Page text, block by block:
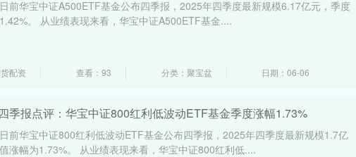
前华宝中证A500ETF基金公布四季报，2025年四季度最新规模6.17亿元，季度
。 从业绩表现来看，华宝中证A500ETF基金....
配资 查看：93 分类：聚宝盆 日期：06-06
季报点评：华宝中证800红利低波动ETF基金季度涨幅1.73%
前华宝中证800红利低波动ETF基金公布四季报，2025年四季度最新规模1.7亿
涨幅为1.73%。 从业绩表现来看，华宝中证800红利低....